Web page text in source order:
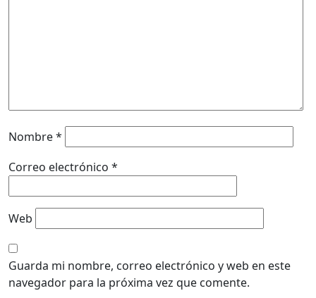
Nombre*
Correo electrónico *
Web
Guarda mi nombre, correo electrónico y web en este
navegador para la próxima vez que comente.